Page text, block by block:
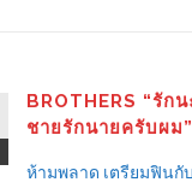
BROTHERS “รัก
ชายรักนายครับผม”
ห้ามพลาด เตรียมฟินกั